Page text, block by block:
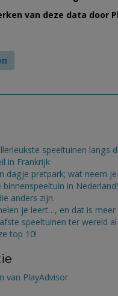
van deze data door
speeltuinen langs
in Frankrijk
dagje pretpark; wat neem
binnenspeeltuin in
anders zijn.
je leert…, en dat is meer
speeltuinen ter wereld
top 10!
van PlayAdvisor